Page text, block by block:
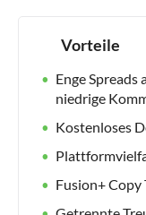
Vorteile
Enge Spreads
niedrige
Kostenloses
Fusion+ Copy